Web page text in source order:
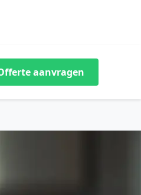
aanvragen